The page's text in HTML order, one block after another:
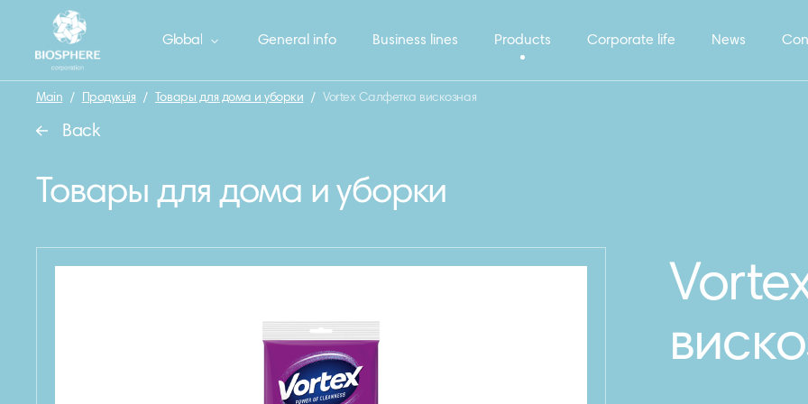
General info Business lines Products Corporate life News
Global
Main / Продукція / Товары для дома и уборки / Vortex Салфетка вискозная
Back
Товары для дома и уборки